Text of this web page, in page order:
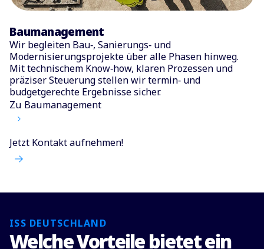
Baumanagement
Wir begleiten Bau‑, Sanierungs‑ und
Modernisierungsprojekte über alle Phasen hinweg.
Mit technischem Know‑how, klaren Prozessen und
präziser Steuerung stellen wir termin‑ und
budgetgerechte Ergebnisse sicher.
Zu Baumanagement
Jetzt Kontakt aufnehmen!
ISS DEUTSCHLAND
Welche Vorteile bietet ein